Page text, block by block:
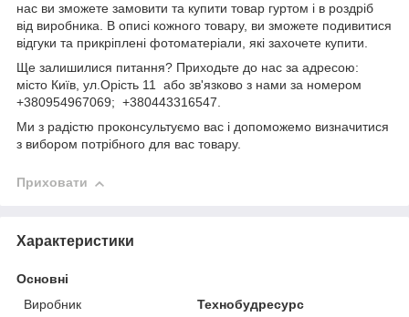
нас ви зможете замовити та купити товар гуртом і в роздріб
від виробника. В описі кожного товару, ви зможете подивитися
відгуки та прикріплені фотоматеріали, які захочете купити.
Ще залишилися питання? Приходьте до нас за адресою:
місто Київ, ул.Орість 11 або зв'язково з нами за номером
+380954967069; +380443316547.
Ми з радістю проконсультуємо вас і допоможемо визначитися
з вибором потрібного для вас товару.
Приховати
Характеристики
Основні
Виробник
Технобудресурс